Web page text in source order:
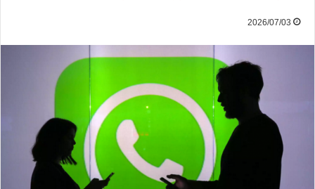
2026/07/03